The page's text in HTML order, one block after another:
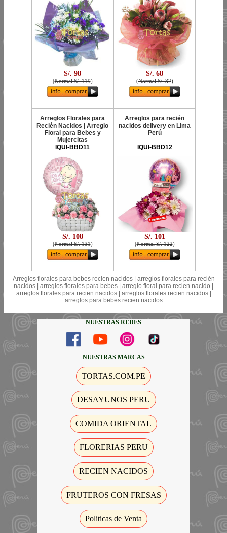
S/. 98
(Normal S/. 119)
S/. 68
(Normal S/. 82)
Arreglos Florales para
Recién Nacidos | Arreglo
Floral para Bebes y
Mujercitas
IQUI-BBD11
S/. 108
(Normal S/. 131)
Arreglos para recién
nacidos delivery en Lima
Perú
IQUI-BBD12
S/. 101
(Normal S/. 122)
Arreglos florales para bebes recien nacidos | arreglos florales para recién
nacidos | arreglos florales para bebes | arreglo floral para recien nacido |
arreglos florales para recien nacidos | arreglos florales recien nacidos |
arreglos para bebes recien nacidos
NUESTRAS REDES
NUESTRAS MARCAS
TORTAS.COM.PE
DESAYUNOS PERU
COMIDA ORIENTAL
FLORERIAS PERU
RECIEN NACIDOS
FRUTEROS CON FRESAS
Politicas de Venta